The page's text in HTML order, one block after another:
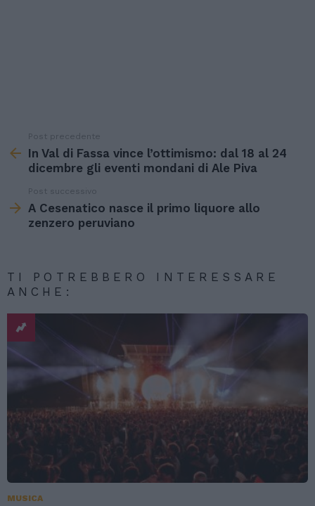
more
Post precedente
In Val di Fassa vince l’ottimismo: dal 18 al 24
dicembre gli eventi mondani di Ale Piva
Post successivo
A Cesenatico nasce il primo liquore allo
zenzero peruviano
TI POTREBBERO INTERESSARE
ANCHE:
MUSICA